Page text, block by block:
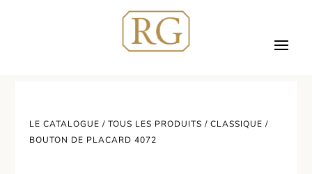
LE CATALOGUE /TOUS LES PRODUITS /CLASSIQUE /
BOUTON DE PLACARD 4072